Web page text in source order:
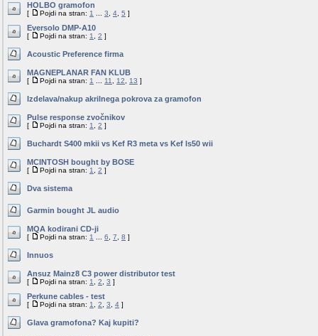
HOLBO gramofon
[ Pojdi na stran: 1 3 4 5 ]
Eversolo DMP-A10
[ Pojdi na stran: 1 2 ]
Acoustic Preference firma
MAGNEPLANAR FAN KLUB
[ Pojdi na stran: 1 11 12 13 ]
Izdelava/nakup akrilnega pokrova za gramofon
Pulse response zvočnikov
[ Pojdi na stran: 1 2 ]
Buchardt S400 mkii vs Kef R3 meta vs Kef ls50 wii
MCINTOSH bought by BOSE
[ Pojdi na stran: 1 2 ]
Dva sistema
Garmin bought JL audio
MQA kodirani CD-ji
[ Pojdi na stran: 1 6 7 8 ]
Innuos
Ansuz Mainz8 C3 power distributor test
[ Pojdi na stran: 1 2 3 ]
Perkune cables - test
[ Pojdi na stran: 1 2 3 4 ]
Glava gramofona? Kaj kupiti?